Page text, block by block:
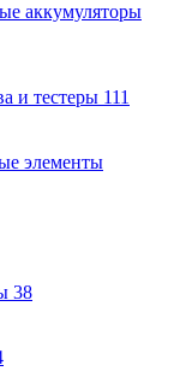
аккумуляторы
и тестеры 111
элементы
38